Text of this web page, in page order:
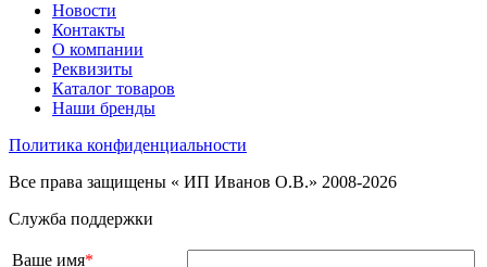
Новости
Контакты
О компании
Реквизиты
Каталог товаров
Наши бренды
Политика конфиденциальности
Все права защищены « ИП Иванов О.В.» 2008-2026
Служба поддержки
Ваше имя*